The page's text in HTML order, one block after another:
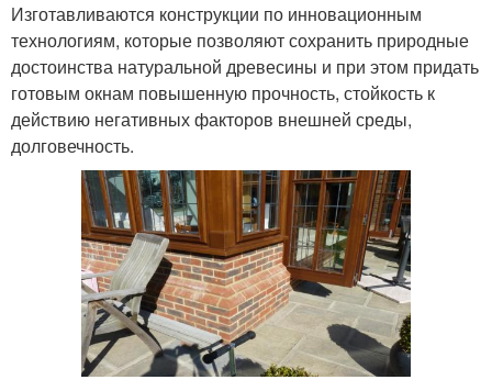
Изготавливаются конструкции по инновационным
технологиям, которые позволяют сохранить природные
достоинства натуральной древесины и при этом придать
готовым окнам повышенную прочность, стойкость к
действию негативных факторов внешней среды,
долговечность.